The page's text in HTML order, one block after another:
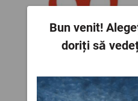
Bun venit!
doriți să